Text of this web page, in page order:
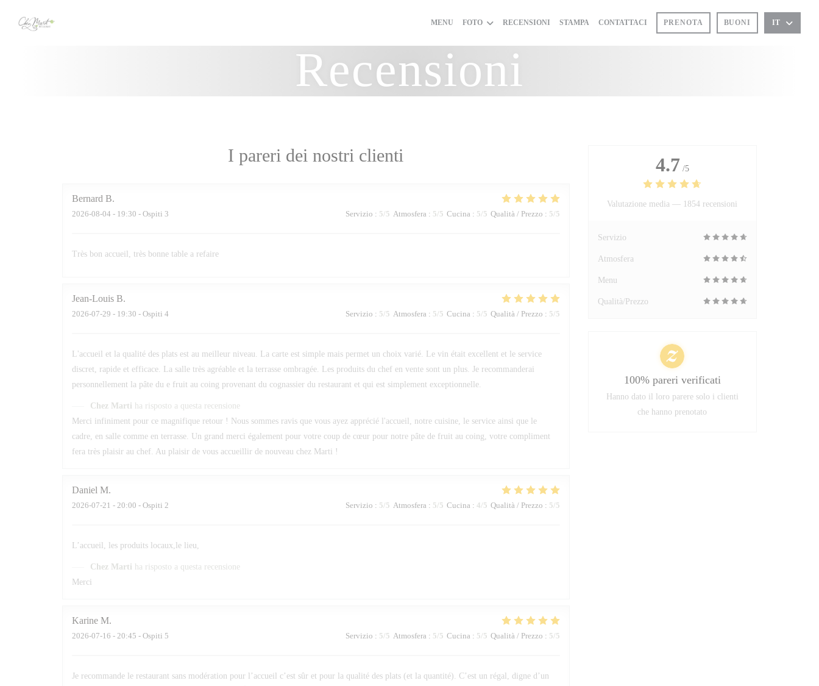
MENU FOTO RECENSIONI STAMPA CONTATTACI PRENOTA BUONI IT
Recensioni
I pareri dei nostri clienti
Bernard B
2026-08-04 - 19:30 - Ospiti 3 Servizio : 5/5 Atmosfera : 5/5 Cucina : 5/5 Qualità / Prezzo : 5/5
Très bon accueil, très bonne table a refaire
Jean-Louis B
2026-07-29 - 19:30 - Ospiti 4 Servizio : 5/5 Atmosfera : 5/5 Cucina : 5/5 Qualità / Prezzo : 5/5
L'accueil et la qualité des plats est au meilleur niveau. La carte est simple mais permet un choix varié. Le vin était excellent et le service
discret, rapide et efficace. La salle très agréable et la terrasse ombragée. Les produits du chef en vente sont un plus. Je recommanderai
personnellement la pâte du e fruit au coing provenant du cognassier du restaurant et qui est simplement exceptionnelle.
Chez Marti ha risposto a questa recensione
Merci infiniment pour ce magnifique retour ! Nous sommes ravis que vous ayez apprécié l'accueil, notre cuisine, le service ainsi que le
cadre, en salle comme en terrasse. Un grand merci également pour votre coup de cœur pour notre pâte de fruit au coing, votre compliment
fera très plaisir au chef. Au plaisir de vous accueillir de nouveau chez Marti !
Daniel M
2026-07-21 - 20:00 - Ospiti 2 Servizio : 5/5 Atmosfera : 5/5 Cucina : 4/5 Qualità / Prezzo : 5/5
L’accueil, les produits locaux,le lieu,
Chez Marti ha risposto a questa recensione
Merci
Karine M
2026-07-16 - 20:45 - Ospiti 5 Servizio : 5/5 Atmosfera : 5/5 Cucina : 5/5 Qualità / Prezzo : 5/5
Je recommande le restaurant sans modération pour l’accueil c’est sûr et pour la qualité des plats (et la quantité). C’est un régal, digne d’un
4.7 /5
Valutazione media — 1854 recensioni
Servizio
Atmosfera
Menu
Qualità/Prezzo
100% pareri verificati
Hanno dato il loro parere solo i clienti
che hanno prenotato